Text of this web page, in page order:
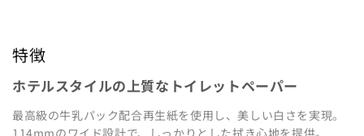
サイズから探す
特徴
ホテルスタイルの上質なトイレットペーパー
最高級の牛乳パック配合再生紙を使用し、美しい白さを実現。